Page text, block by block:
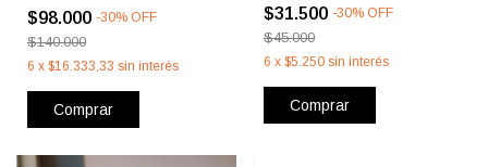
$98.000 -30% OFF
$140.000
6 x $16.333,33 sin interés
Comprar
$31.500 -30% OFF
$45.000
6 x $5.250 sin interés
Comprar